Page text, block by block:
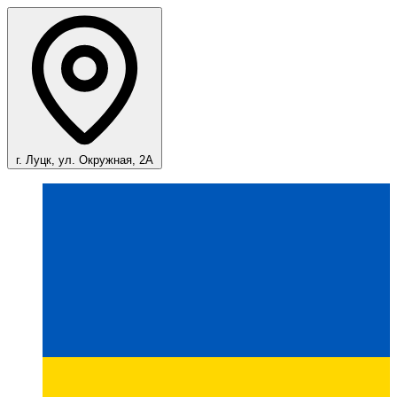
г. Луцк, ул. Окружная, 2А